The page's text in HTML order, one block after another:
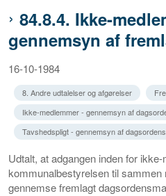
84.8.4. Ikke-
gennemsyn af
16-10-1984
8. Andre udtalelser og afgørelser
Ikke-medlemmer - gennemsyn af
Tavshedspligt - gennemsyn af
Udtalt, at adgangen inden for
kommunalbestyrelsen til
gennemse fremlagt